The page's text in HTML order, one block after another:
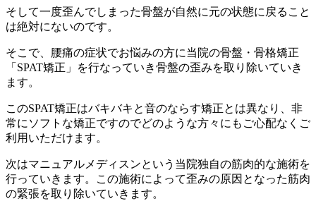
そして一度歪んでしまった骨盤が自然に元の状態に戻ること
は絶対にないのです。
そこで、腰痛の症状でお悩みの方に当院の骨盤・骨格矯正
「SPAT矯正」を行なっていき骨盤の歪みを取り除いていき
ます。
このSPAT矯正はバキバキと音のならす矯正とは異なり、非
常にソフトな矯正ですのでどのような方々にもご心配なくご
利用いただけます。
次はマニュアルメディスンという当院独自の筋肉的な施術を
行っていきます。この施術によって歪みの原因となった筋肉
の緊張を取り除いていきます。